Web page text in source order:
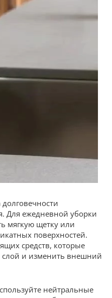
долговечности
Для ежедневной уборки
мягкую щетку или
поверхностей.
средств, которые
слой и изменить внешний
нейтральные